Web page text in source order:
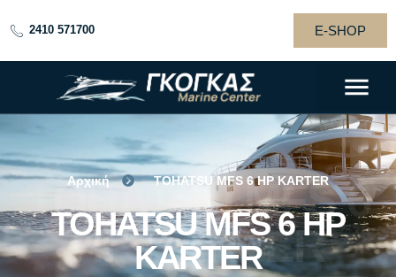
E-SHOP
2410 571700
TOHATSU MFS 6
HP KARTER
Αρχική TOHATSU MFS 6 HP KARTER
TOHATSU MFS 6 HP
KARTER